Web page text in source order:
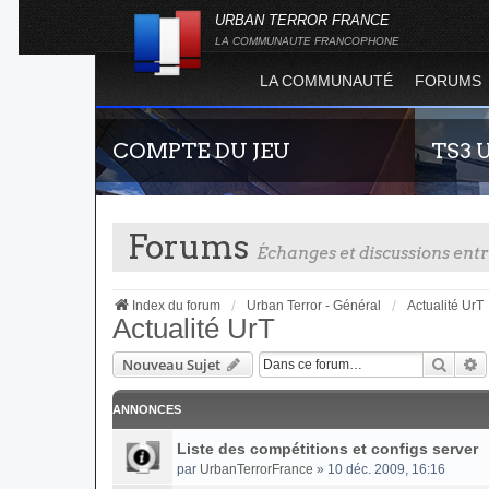
URBAN TERROR FRANCE
LA COMMUNAUTE FRANCOPHONE
LA COMMUNAUTÉ FORUMS
COMPTE DU JEU
Guide rapide concernant l'inscription sur le
site officiel du jeu. Créez ainsi votre compte
joueur qui permet d'être authentifié sur les
serveurs de jeu de la 4.2 !
TS3
Envie de
Forums Échanges et discussions
Index du forum Urban Terror - Général Actualité UrT
Actualité UrT
Nouveau Sujet
ANNONCES
Liste des compétitions et configs server
par UrbanTerrorFrance » 10 déc. 2009, 16:16